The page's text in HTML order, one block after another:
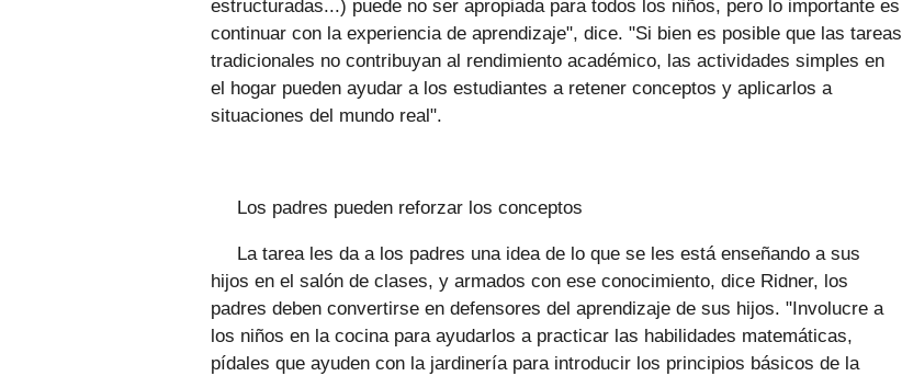
estructuradas...) puede no ser apropiada para todos los niños, pero lo importante es
continuar con la experiencia de aprendizaje", dice. "Si bien es posible que las tareas
tradicionales no contribuyan al rendimiento académico, las actividades simples en
el hogar pueden ayudar a los estudiantes a retener conceptos y aplicarlos a
situaciones del mundo real".
Los padres pueden reforzar los conceptos
La tarea les da a los padres una idea de lo que se les está enseñando a sus
hijos en el salón de clases, y armados con ese conocimiento, dice Ridner, los
padres deben convertirse en defensores del aprendizaje de sus hijos. "Involucre a
los niños en la cocina para ayudarlos a practicar las habilidades matemáticas,
pídales que ayuden con la jardinería para introducir los principios básicos de la